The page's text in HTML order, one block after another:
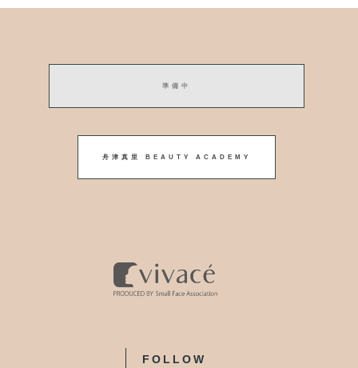
準備中
舟津真里 BEAUTY ACADEMY
FOLLOW